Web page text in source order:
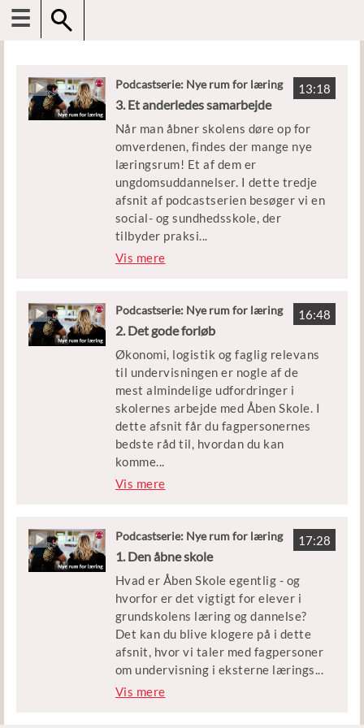
☰
13:18
Podcastserie: Nye rum for læring
3. Et anderledes samarbejde
Når man åbner skolens døre op for
omverdenen, findes der mange nye
læringsrum! Et af dem er
ungdomsuddannelser. I dette tredje
afsnit af podcastserien besøger vi en
social- og sundhedsskole, der
tilbyder praksi...
snær undervisning om alt fra
Medvirkende: Dorthe Egevang
Steensen (underviser i Åben Skole
forløb og brobygning på SOSU H i
Brøndby), Karina Meinecke (formand
for Danmarks vejlederforening),
Lars Emmerik Damgaard Knudsen
(forsker ved Aarhus Universitet), og
Sara Czerny
(brobygningskoordinator på SOSU
H).
Ayalon
Udgivet af Styrelsen for
Undervisning og Kvalitet med Mette
Scheel Persson som vært.
Vis mere
16:48
Podcastserie: Nye rum for læring
2. Det gode forløb
Økonomi, logistik og faglig relevans
til undervisningen er nogle af de
mest almindelige udfordringer i
skolernes arbejde med Åben Skole. I
dette afsnit får du fagpersonernes
bedste råd til, hvordan du kan
komme...
udfordringerne med Åben Skole
Medvirkende: Ane Riis Svendsen
Skoletjenesten og undervisnings- og
udviklingsansvarlig på
Arbejdermuseet), Anne Grosen
(seniorkonsulent ved Danmarks
Evalueringsinstitut) og Lars
Emmerik Damgaard Knudsen
(forsker ved Aarhus Universitet)
Vis mere
17:28
Podcastserie: Nye rum for læring
1. Den åbne skole
Hvad er Åben Skole egentlig - og
hvorfor er det vigtigt for elever i
grundskolens læring og dannelse?
Det kan du blive klogere på i dette
afsnit, hvor vi taler med fagpersoner
om undervisning i eksterne lærings...
miljøer. Vi tager også forbi
Vis mere